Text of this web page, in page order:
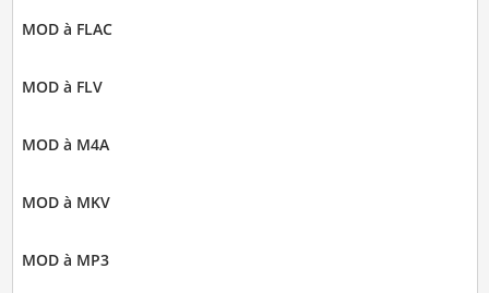
MOD à FLAC
MOD à FLV
MOD à M4A
MOD à MKV
MOD à MP3